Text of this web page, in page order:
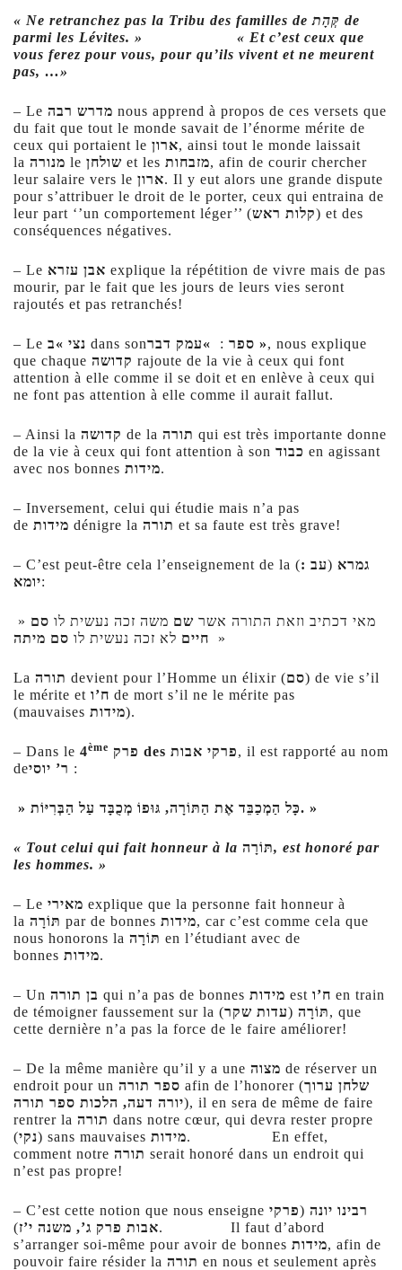
« Ne retranchez pas la Tribu des familles de קְּהָת de
parmi les Lévites. » « Et c’est ceux que
vous ferez pour vous, pour qu’ils vivent et ne meurent
pas, …»
– Le מדרש רבה nous apprend à propos de ces versets que
du fait que tout le monde savait de l’énorme mérite de
ceux qui portaient le ארון, ainsi tout le monde laissait
la מנורה le שולחן et les מזבחות, afin de courir chercher
leur salaire vers le ארון. Il y eut alors une grande dispute
pour s’attribuer le droit de le porter, ceux qui entraina de
leur part ‘’un comportement léger’’ (קלות ראש) et des
conséquences négatives.
– Le אבן עזרא explique la répétition de vivre mais de pas
mourir, par le fait que les jours de leurs vies seront
rajoutés et pas retranchés!
– Le נצי »ב dans son ספר : »עמק דבר », nous explique
que chaque קדושה rajoute de la vie à ceux qui font
attention à elle comme il se doit et en enlève à ceux qui
ne font pas attention à elle comme il aurait fallut.
– Ainsi la קדושה de la תורה qui est très importante donne
de la vie à ceux qui font attention à son כבוד en agissant
avec nos bonnes מידות.
– Inversement, celui qui étudie mais n’a pas
de מידות dénigre la תורה et sa faute est très grave!
– C’est peut-être cela l’enseignement de la (: עב) גמרא
יומא:
» מאי דכתיב וזאת התורה אשר שם משה זכה נעשית לו סם
חיים לא זכה נעשית לו סם מיתה »
La תורה devient pour l’Homme un élixir (סם) de vie s’il
le mérite et ח’ו de mort s’il ne le mérite pas
(mauvaises מידות).
– Dans le 4ème פרק des פרקי אבות, il est rapporté au nom
de
:
» כָּל הַמְכַבֵּד אֶת הַתּוֹרָה, גּוּפוֹ מְכֻבָּד עַל הַבְּרִיּוֹת. »
« Tout celui qui fait honneur à la תּוֹרָה, est honoré par
les hommes. »
– Le מאירי explique que la personne fait honneur à
la תּוֹרָה par de bonnes מידות, car c’est comme cela que
nous honorons la תּוֹרָה en l’étudiant avec de
bonnes מידות.
– Un בן תורה qui n’a pas de bonnes מידות est ח’ו en train
de témoigner faussement sur la
תּוֹרָה (עדות שקר), que
cette dernière n’a pas la force de le faire améliorer!
– De la même manière qu’il y a une מצוה de réserver un
endroit pour un ספר תורה afin de l’honorer (שלחן ערוך
יורה דעה, הלכות ספר תורה), il en sera de même de faire
rentrer la תורה dans notre cœur, qui devra rester propre
(נקי) sans mauvaises מידות. En effet,
comment notre תורה serait honoré dans un endroit qui
n’est pas propre!
– C’est cette notion que nous enseigne רבינו יונה (פרקי
אבות פרק ג’, משנה י’ז). Il faut d’abord
s’arranger soi-même pour avoir de bonnes מידות, afin de
pouvoir faire résider la תורה en nous et seulement après